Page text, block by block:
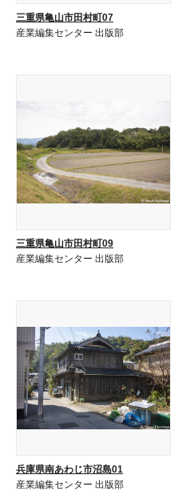
三重県亀山市田村町07
産業編集センター 出版部
三重県亀山市田村町09
産業編集センター 出版部
兵庫県南あわじ市沼島01
産業編集センター 出版部